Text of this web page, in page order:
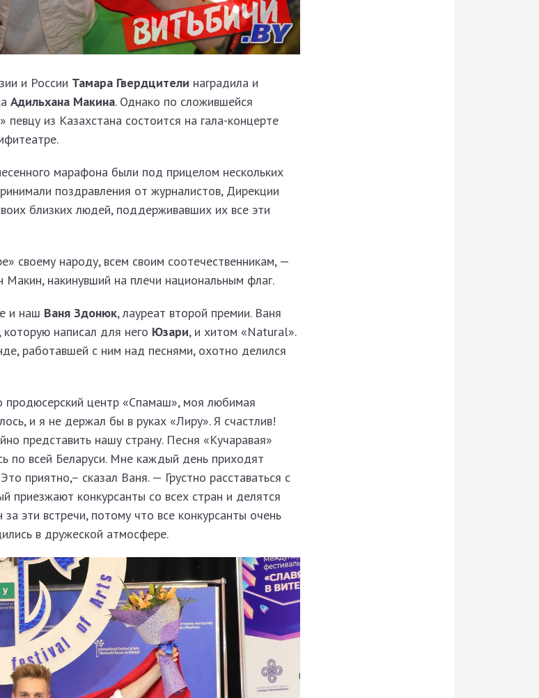
и России Тамара Гвердцители наградила и
Адильхана Макина. Однако по сложившейся
из Казахстана состоится на гала-концерте
марафона были под прицелом нескольких
поздравления от журналистов, Дирекции
близких людей, поддерживавших их все эти
своему народу, всем своим соотечественникам, —
накинувший на плечи национальным флаг.
и наш Ваня Здонюк, лауреат второй премии. Ваня
которую написал для него Юзари, и хитом «Natural».
работавшей с ним над песнями, охотно делился
центр «Спамаш», моя любимая
и я не держал бы в руках «Лиру». Я счастлив!
представить нашу страну. Песня «Кучаравая»
по всей Беларуси. Мне каждый день приходят
приятно,– сказал Ваня. — Грустно расставаться с
приезжают конкурсанты со всех стран и делятся
эти встречи, потому что все конкурсанты очень
в дружеской атмосфере.